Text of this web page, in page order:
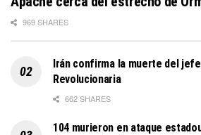
969 SHARES
Irán confirma la muerte del jefe
Revolucionaria
662 SHARES
104 murieron en ataque